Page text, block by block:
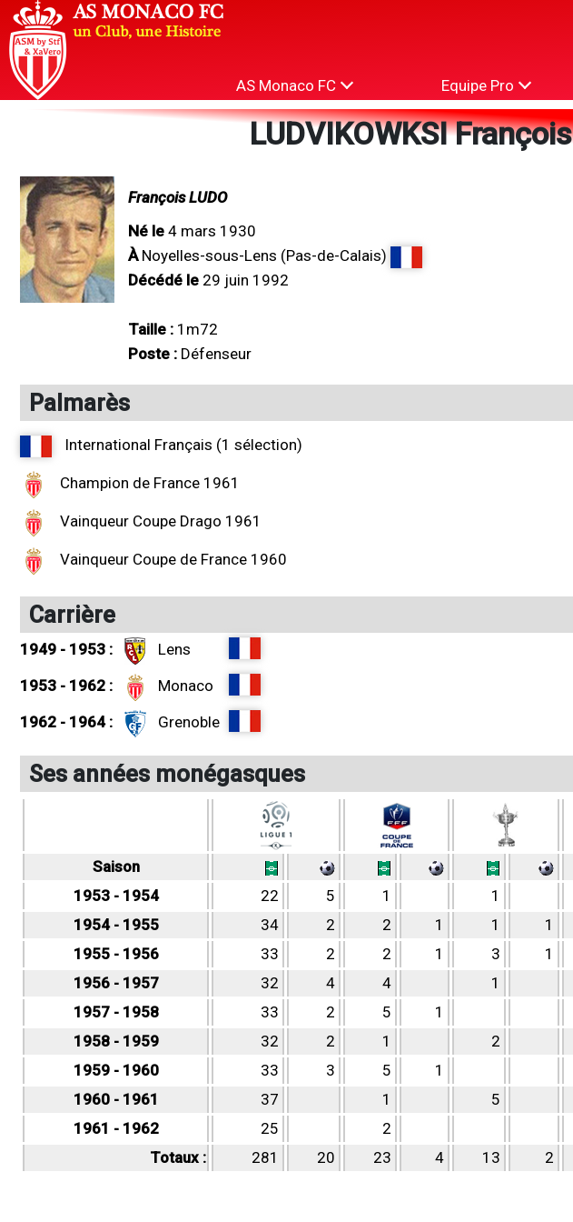
AS Monaco FC Equipe Pro
LUDVIKOWKSI François
François LUDO
Né le 4 mars 1930
ÀNoyelles-sous-Lens (Pas-de-Calais)
Décédé le 29 juin 1992
Taille : 1m72
Poste : Défenseur
Palmarès
International Français (1 sélection)
Champion de France 1961
Vainqueur Coupe Drago 1961
Vainqueur Coupe de France 1960
Carrière
1949 - 1953 :
Lens
1953 - 1962 :
Monaco
1962 - 1964 :
Grenoble
Ses années monégasques
Saison
1953 - 1954
22 5 1 1
1954 - 1955
34 2 2 1 1 1
1955 - 1956
33 2 2 1 3 1
1956 - 1957
32 4 4 1
1957 - 1958
33 2 5 1
1958 - 1959
32 2 1 2
1959 - 1960
33 3 5 1
1960 - 1961
37 1 5
1961 - 1962
25 2
Totaux :
281 20 23 4 13 2